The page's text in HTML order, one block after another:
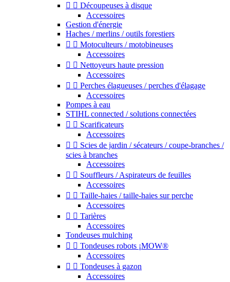
  Découpeuses à disque
Accessoires
Gestion d'énergie
Haches / merlins / outils forestiers
  Motoculteurs / motobineuses
Accessoires
  Nettoyeurs haute pression
Accessoires
  Perches élagueuses / perches d'élagage
Accessoires
Pompes à eau
STIHL connected / solutions connectées
  Scarificateurs
Accessoires
  Scies de jardin / sécateurs / coupe-branches /
scies à branches
Accessoires
  Souffleurs / Aspirateurs de feuilles
Accessoires
  Taille-haies / taille-haies sur perche
Accessoires
  Tarières
Accessoires
Tondeuses mulching
  Tondeuses robots ¡MOW®
Accessoires
  Tondeuses à gazon
Accessoires